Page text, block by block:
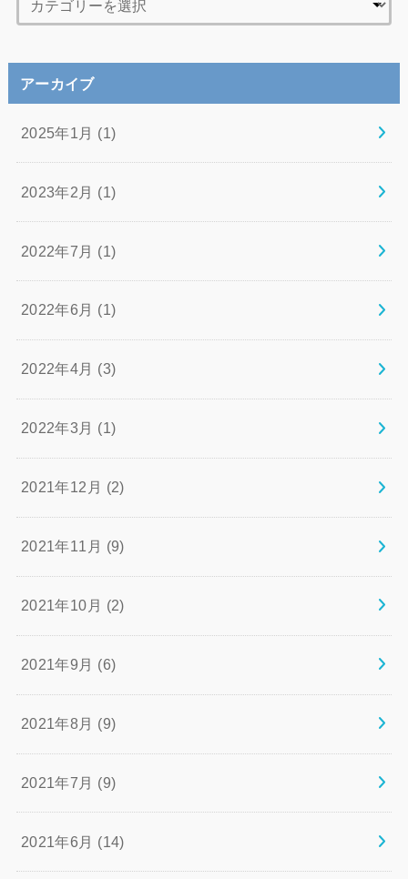
アーカイブ
2025年1月 (1)
2023年2月 (1)
2022年7月 (1)
2022年6月 (1)
2022年4月 (3)
2022年3月 (1)
2021年12月 (2)
2021年11月 (9)
2021年10月 (2)
2021年9月 (6)
2021年8月 (9)
2021年7月 (9)
2021年6月 (14)